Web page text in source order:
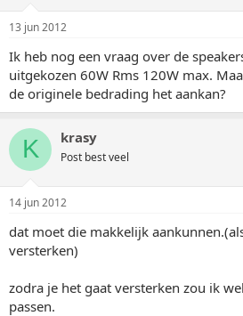
13 jun 2012
Ik heb nog een vraag over de
uitgekozen 60W Rms 120W max.
de originele bedrading het aankan?
K krasy
Post best veel
14 jun 2012
dat moet die makkelijk
versterken)
zodra je het gaat versterken zou ik
passen.